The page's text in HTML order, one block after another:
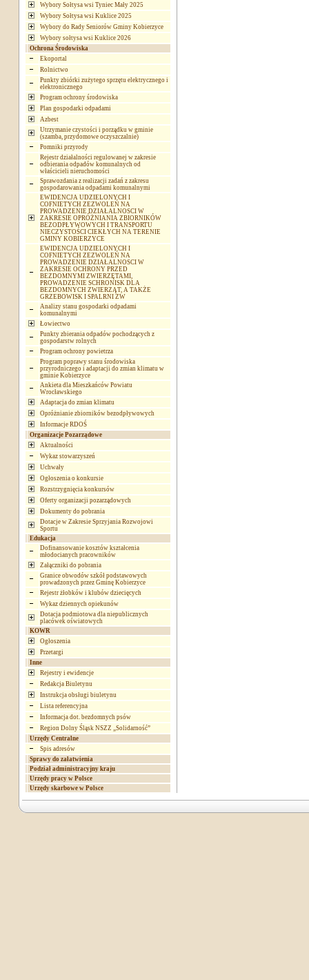
Wybory Sołtysa wsi Tyniec Mały 2025
Wybory Sołtysa wsi Kuklice 2025
Wybory do Rady Seniorów Gminy Kobierzyce
Wybory sołtysa wsi Kuklice 2026
Ochrona Środowiska
Ekoportal
Rolnictwo
Punkty zbiórki zużytego sprzętu elektrycznego i
elektronicznego
Program ochrony środowiska
Plan gospodarki odpadami
Azbest
Utrzymanie czystości i porządku w gminie
(szamba, przydomowe oczyszczalnie)
Pomniki przyrody
Rejestr działalności regulowanej w zakresie
odbierania odpadów komunalnych od
właścicieli nieruchomości
Sprawozdania z realizacji zadań z zakresu
gospodarowania odpadami komunalnymi
EWIDENCJA UDZIELONYCH I
COFNIETYCH ZEZWOLEŃ NA
PROWADZENIE DZIAŁALNOSCI W
ZAKRESIE OPRÓŻNIANIA ZBIORNIKÓW
BEZODPŁYWOWYCH I TRANSPORTU
NIECZYSTOŚCI CIEKŁYCH NA TERENIE
GMINY KOBIERZYCE
EWIDENCJA UDZIELONYCH I
COFNIETYCH ZEZWOLEŃ NA
PROWADZENIE DZIAŁALNOSCI W
ZAKRESIE OCHRONY PRZED
BEZDOMNYMI ZWIERZĘTAMI,
PROWADZENIE SCHRONISK DLA
BEZDOMNYCH ZWIERZĄT, A TAKŻE
GRZEBOWISK I SPALRNI ZW
Analizy stanu gospodarki odpadami
komunalnymi
Łowiectwo
Punkty zbierania odpadów pochodzących z
gospodarstw rolnych
Program ochrony powietrza
Program poprawy stanu środowiska
przyrodniczego i adaptacji do zmian klimatu w
gminie Kobierzyce
Ankieta dla Mieszkańców Powiatu
Wrocławskiego
Adaptacja do zmian klimatu
Opróżnianie zbiorników bezodpływowych
Informacje RDOŚ
Organizacje Pozarządowe
Aktualności
Wykaz stowarzyszeń
Uchwały
Ogłoszenia o konkursie
Rozstrzygnięcia konkursów
Oferty organizacji pozarządowych
Dokumenty do pobrania
Dotacje w Zakresie Sprzyjania Rozwojowi
Sportu
Edukacja
Dofinansowanie kosztów kształcenia
młodocianych pracowników
Załączniki do pobrania
Granice obwodów szkół podstawowych
prowadzonych przez Gminę Kobierzyce
Rejestr żłobków i klubów dziecięcych
Wykaz dziennych opiekunów
Dotacja podmiotowa dla niepublicznych
placówek oświatowych
KOWR
Ogłoszenia
Przetargi
Inne
Rejestry i ewidencje
Redakcja Biuletynu
Instrukcja obsługi biuletynu
Lista referencyjna
Informacja dot. bezdomnych psów
Region Dolny Śląsk NSZZ „Solidarność”
Urzędy Centralne
Spis adresów
Sprawy do załatwienia
Podział administracyjny kraju
Urzędy pracy w Polsce
Urzędy skarbowe w Polsce